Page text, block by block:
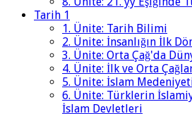
Tarih 1
1. Ünite: Tarih Bilimi
2. Ünite: İnsanlığın İlk
3. Ünite: Orta Çağ'da
4. Ünite: İlk ve Orta
5. Ünite: İslam
6. Ünite: Türklerin
İslam Devletleri